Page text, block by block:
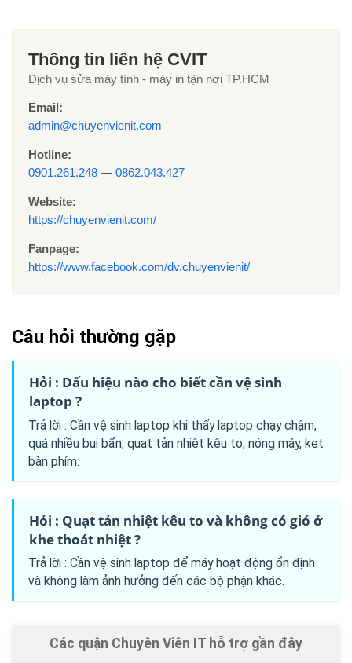
Thông tin liên hệ CVIT
Dịch vụ sửa máy tính - máy in tận nơi TP.HCM
Email:
admin@chuyenvienit.com
Hotline:
0901.261.248 — 0862.043.427
Website:
https://chuyenvienit.com/
Fanpage:
https://www.facebook.com/dv.chuyenvienit/
Câu hỏi thường gặp
Hỏi : Dấu hiệu nào cho biết cần vệ sinh
laptop ?
Trả lời : Cần vệ sinh laptop khi thấy laptop chạy chậm,
quá nhiều bụi bẩn, quạt tản nhiệt kêu to, nóng máy, kẹt
bàn phím.
Hỏi : Quạt tản nhiệt kêu to và không có gió ở
khe thoát nhiệt ?
Trả lời : Cần vệ sinh laptop để máy hoạt động ổn định
và không làm ảnh hưởng đến các bộ phận khác.
Các quận Chuyên Viên IT hỗ trợ gần đây